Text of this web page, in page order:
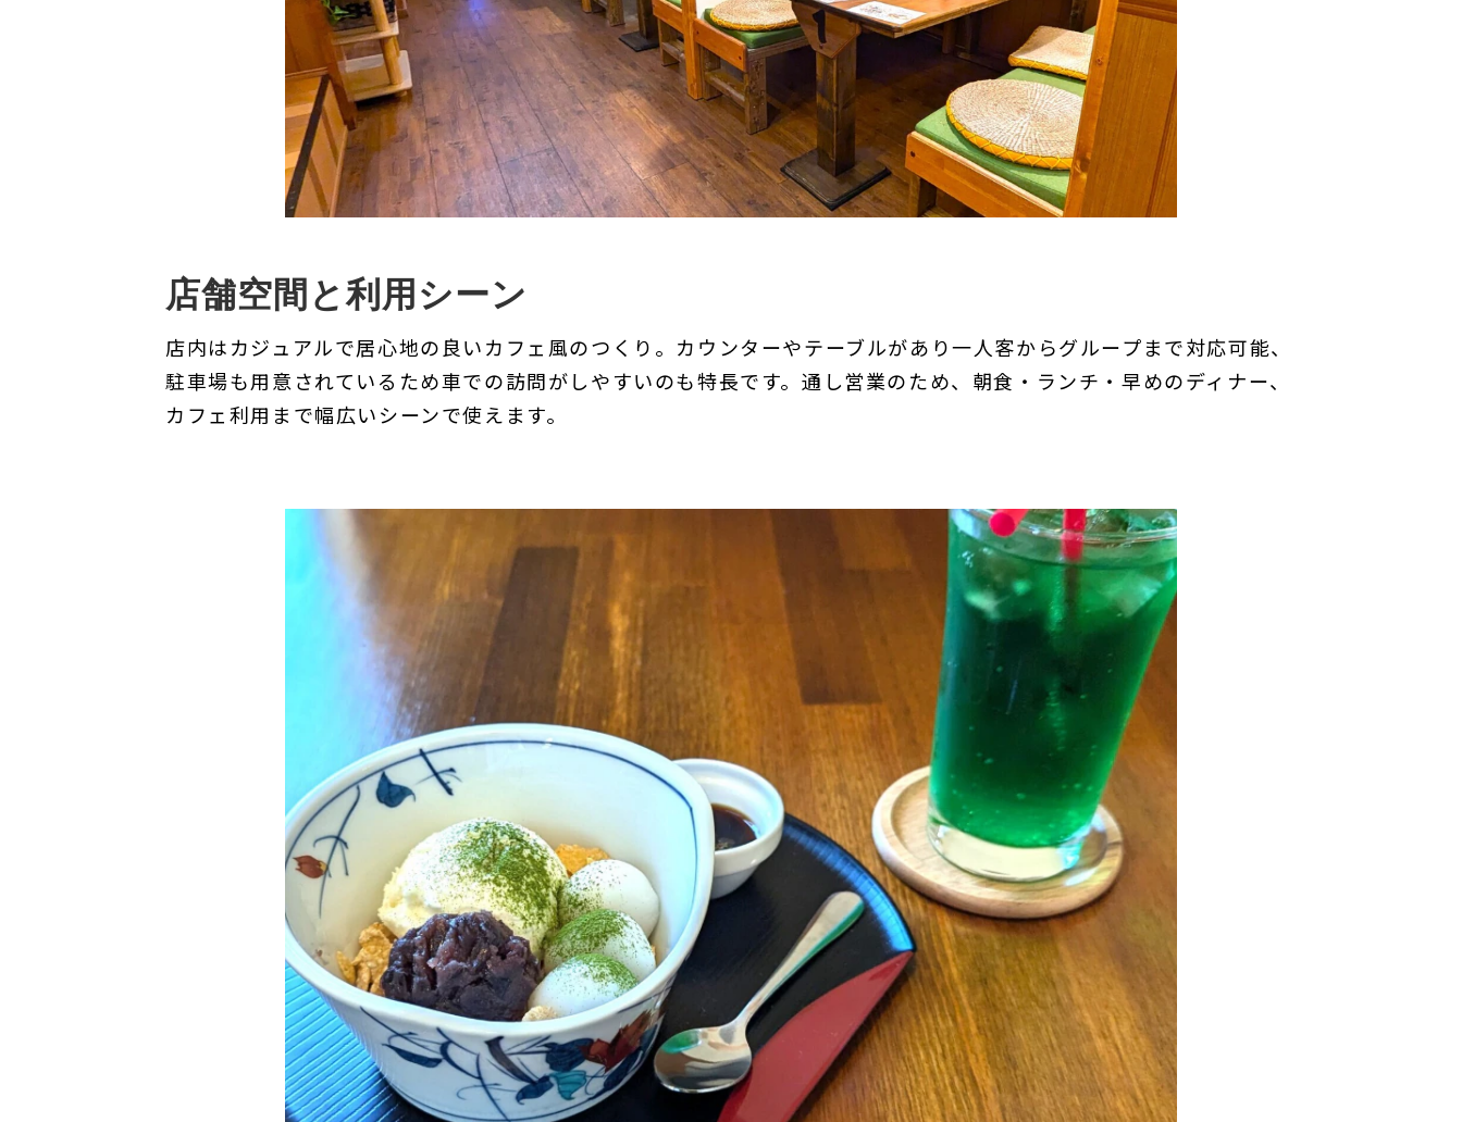
店舗空間と利用シーン
店内はカジュアルで居心地の良いカフェ風のつくり。カウンターやテーブルがあり一人客からグループまで対応可能、
駐車場も用意されているため車での訪問がしやすいのも特長です。通し営業のため、朝食・ランチ・早めのディナー、
カフェ利用まで幅広いシーンで使えます。